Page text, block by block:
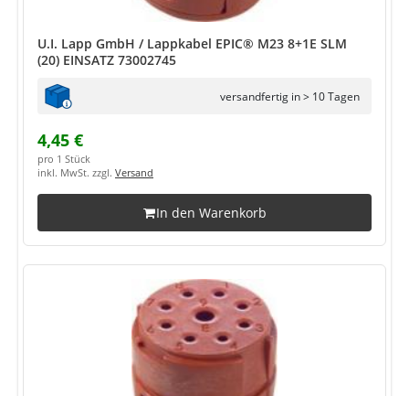
U.I. Lapp GmbH / Lappkabel EPIC® M23 8+1E SLM
(20) EINSATZ 73002745
versandfertig in > 10 Tagen
4,45 €
pro 1 Stück
inkl. MwSt. zzgl. Versand
In den Warenkorb